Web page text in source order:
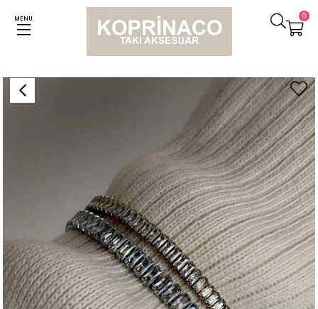
MENU 0
Bileklikler Çelik Gümüş Renk Baget Taşlı Kelepçe Bileklik